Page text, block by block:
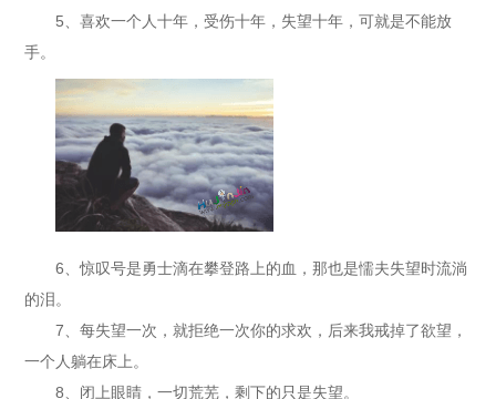
5、喜欢一个人十年，受伤十年，失望十年，可就是不能放
手。
6、惊叹号是勇士滴在攀登路上的血，那也是懦夫失望时流淌
的泪。
7、每失望一次，就拒绝一次你的求欢，后来我戒掉了欲望，
一个人躺在床上。
8、闭上眼睛，一切荒芜，剩下的只是失望。